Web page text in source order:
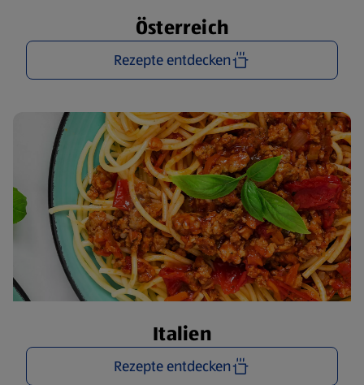
Österreich
Rezepte entdecken
Italien
Rezepte entdecken